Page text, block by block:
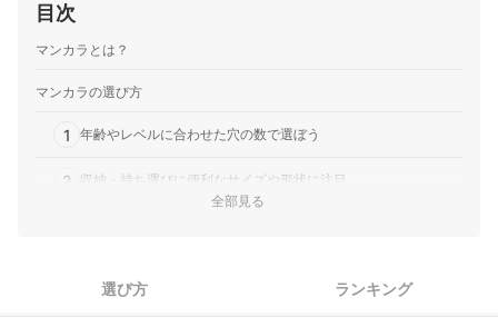
目次
マンカラとは？
マンカラの選び方
1 年齢やレベルに合わせた穴の数で選ぼう
2 収納・持ち運びに便利なサイズや形状に注目
全部見る
選び方 ランキング